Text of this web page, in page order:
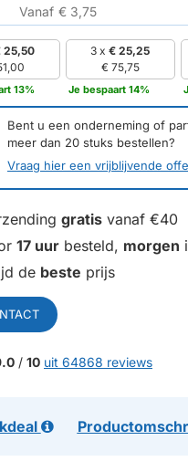
Vanaf € 3,75
25,50
13%
3 x€ 25,25
€ 75,75
Je bespaart 14%
Bent u een onderneming of
meer dan 20 stuks bestellen?
Vraag hier een vrijblijvende
gratis vanaf €40
17 uur besteld, morgen
de beste prijs
/ 10 uit 64868 reviews